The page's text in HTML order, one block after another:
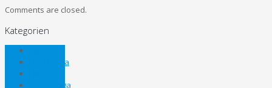
Comments are closed.
Kategorien
Bezirksliga
Gebietsliga